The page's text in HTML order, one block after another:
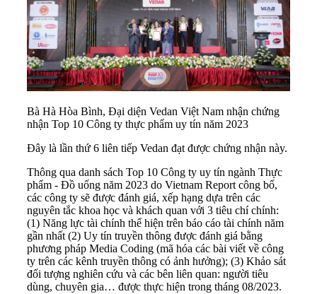
Bà Hà Hòa Bình, Đại diện Vedan Việt Nam nhận chứng
nhận Top 10 Công ty thực phẩm uy tín năm 2023
Đây là lần thứ 6 liên tiếp Vedan đạt được chứng nhận này.
Thông qua danh sách Top 10 Công ty uy tín ngành Thực
phẩm - Đồ uống năm 2023 do Vietnam Report công bố,
các công ty sẽ được đánh giá, xếp hạng dựa trên các
nguyên tắc khoa học và khách quan với 3 tiêu chí chính:
(1) Năng lực tài chính thể hiện trên báo cáo tài chính năm
gần nhất (2) Uy tín truyền thông được đánh giá bằng
phương pháp Media Coding (mã hóa các bài viết về công
ty trên các kênh truyền thông có ảnh hưởng); (3) Khảo sát
đối tượng nghiên cứu và các bên liên quan: người tiêu
dùng, chuyên gia… được thực hiện trong tháng 08/2023.